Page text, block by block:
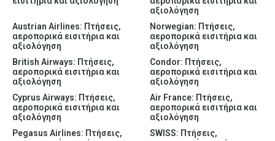
αξιολόγηση
Austrian Airlines: Πτήσεις,
αεροπορικά εισιτήρια και
αξιολόγηση
Norwegian: Πτήσεις,
αεροπορικά εισιτήρια και
αξιολόγηση
British Airways: Πτήσεις,
αεροπορικά εισιτήρια και
αξιολόγηση
Condor: Πτήσεις,
αεροπορικά εισιτήρια και
αξιολόγηση
Cyprus Airways: Πτήσεις,
αεροπορικά εισιτήρια και
αξιολόγηση
Air France: Πτήσεις,
αεροπορικά εισιτήρια και
αξιολόγηση
Pegasus Airlines: Πτήσεις,
SWISS: Πτήσεις,